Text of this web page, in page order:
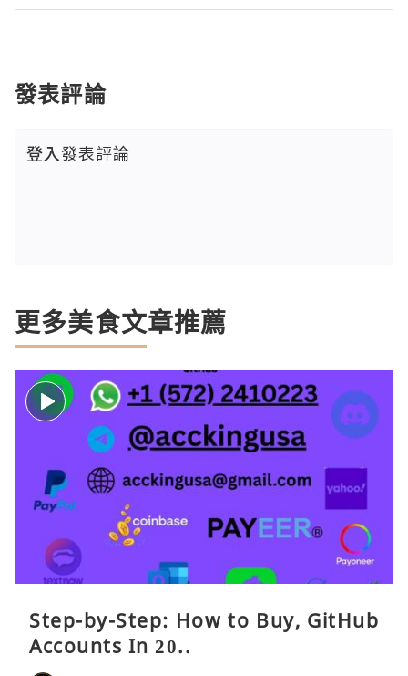
發表評論
登入發表評論
更多美食文章推薦
Step-by-Step: How to Buy, GitHub
Accounts In 20..